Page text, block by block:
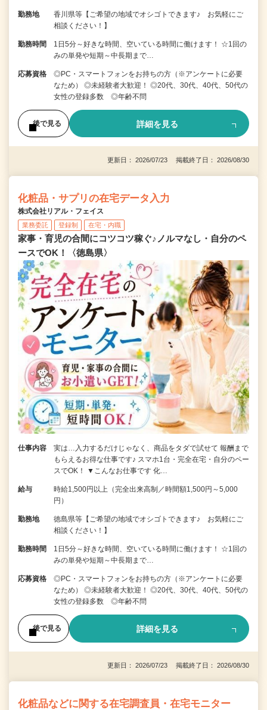
勤務地
香川県等【ご希望の地域でオシゴトできます♪ お気軽にご
相談ください！】
勤務時間
1日5分～好きな時間、空いている時間に働けます！ ☆1回の
みの単発や短期～中長期まで…
応募資格
◎PC・スマートフォンをお持ちの方（※アンケートに必要
なため） ◎未経験者大歓迎！ ◎20代、30代、40代、50代の
女性の登録多数 ◎年齢不問
後で見る 詳細を見る
更新日： 2026/07/23 掲載終了日： 2026/08/30
化粧品・サプリの在宅データ入力
株式会社リアル・フェイス
業務委託 登録制 在宅・内職
家事・育児の合間にコツコツ稼ぐ♪ノルマなし・自分のペ
ースでOK！〈徳島県〉
仕事内容
実は…入力するだけじゃなく、商品をタダで試せて 報酬まで
もらえるお得な仕事です♪ スマホ1台・完全在宅・自分のペー
スでOK！ ▼こんなお仕事です 化…
給与
時給1,500円以上（完全出来高制／時間額1,500円～5,000
円）
勤務地
徳島県等【ご希望の地域でオシゴトできます♪ お気軽にご
相談ください！】
勤務時間
1日5分～好きな時間、空いている時間に働けます！ ☆1回の
みの単発や短期～中長期まで…
応募資格
◎PC・スマートフォンをお持ちの方（※アンケートに必要
なため） ◎未経験者大歓迎！ ◎20代、30代、40代、50代の
女性の登録多数 ◎年齢不問
後で見る 詳細を見る
更新日： 2026/07/23 掲載終了日： 2026/08/30
化粧品などに関する在宅調査員・在宅モニター